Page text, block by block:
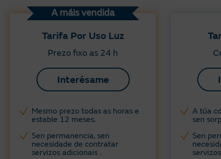
A máis vendida
Tarifa Por Uso Luz
Prezo fixo as 24 h
Interésame
Mesmo prezo todas as horas e
estable 12 meses.
Sen permanencia, sen
necesidade de contratar
servizos adicionais .
A túa
sen
Sen